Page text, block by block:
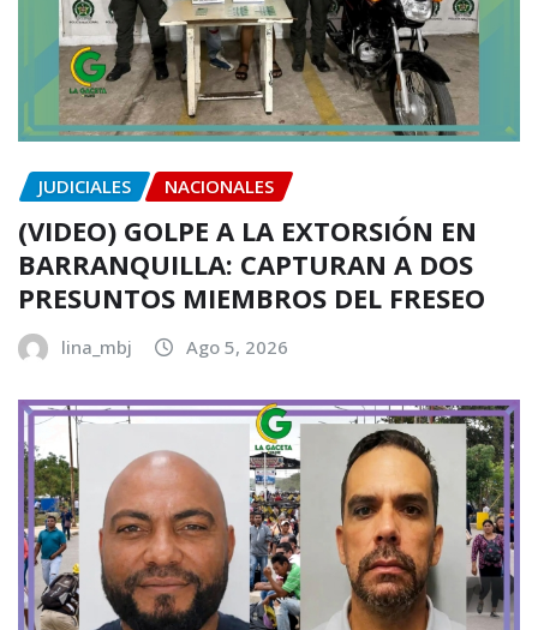
JUDICIALES NACIONALES
(VIDEO) GOLPE A LA EXTORSIÓN EN
BARRANQUILLA: CAPTURAN A DOS
PRESUNTOS MIEMBROS DEL FRESEO
lina_mbj Ago 5, 2026